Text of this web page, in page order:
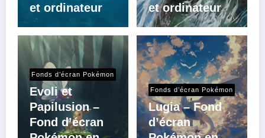
et ordinateur
et ordinateur
Fonds d’écran Pokémon
Evoli et
Papilusion –
Fond d’écran
Fonds d’écran Pokémon
Lugia – Fond
d’écran